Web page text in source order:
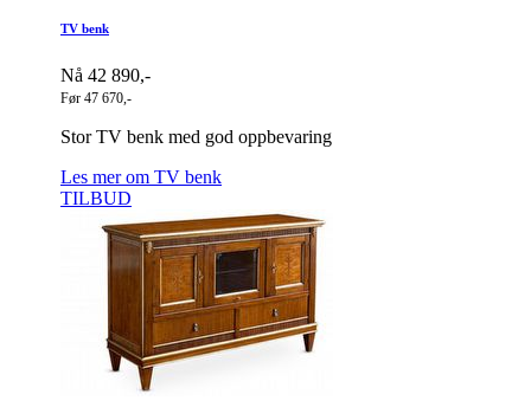
TV benk
Nå 42 890,-
Før 47 670,-
Stor TV benk med god oppbevaring
Les mer om TV benk
TILBUD